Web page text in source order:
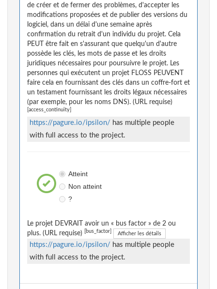
de créer et de fermer des problèmes, d'accepter les
modifications proposées et de publier des versions du
logiciel, dans un délai d'une semaine après
confirmation du retrait d'un individu du projet. Cela
PEUT être fait en s'assurant que quelqu'un d'autre
possède les clés, les mots de passe et les droits
juridiques nécessaires pour poursuivre le projet. Les
personnes qui exécutent un projet FLOSS PEUVENT
faire cela en fournissant des clés dans un coffre-fort et
un testament fournissant les droits légaux nécessaires
(par exemple, pour les noms DNS). (URL requise)
[access_continuity]
https://pagure.io/ipsilon/ has multiple people
with full access to the project.
Atteint
Non atteint
?
Le projet DEVRAIT avoir un « bus factor » de 2 ou
plus. (URL requise)
[bus_factor] Afficher les détails
https://pagure.io/ipsilon/ has multiple people
with full access to the project.